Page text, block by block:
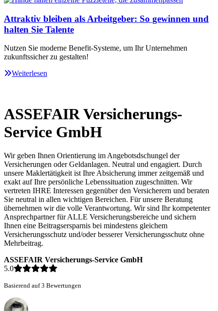
Attraktiv bleiben als Arbeitgeber: So gewinnen und
halten Sie Talente
Nutzen Sie moderne Benefit-Systeme, um Ihr Unternehmen
zukunftssicher zu gestalten!
Weiterlesen
ASSEFAIR Versicherungs-
Service GmbH
Wir geben Ihnen Orientierung im Angebotsdschungel der
Versicherungen oder Geldanlagen. Neutral und engagiert. Durch
unsere Maklertätigkeit ist Ihre Absicherung immer zeitgemäß und
exakt auf Ihre persönliche Lebenssituation zugeschnitten. Wir
vertreten IHRE Interessen gegenüber den Versicherern und beraten
Sie neutral in allen wichtigen Bereichen. Für unsere Beratung
übernehmen wir die volle Verantwortung. Wir sind Ihr kompetenter
Ansprechpartner für ALLE Versicherungsbereiche und sichern
Ihnen eine Beitragsersparnis bei mindestens gleichem
Versicherungsschutz und/oder besserer Versicherungsschutz ohne
Mehrbeitrag.
ASSEFAIR Versicherungs-Service GmbH
5.0
Basierend auf 3 Bewertungen